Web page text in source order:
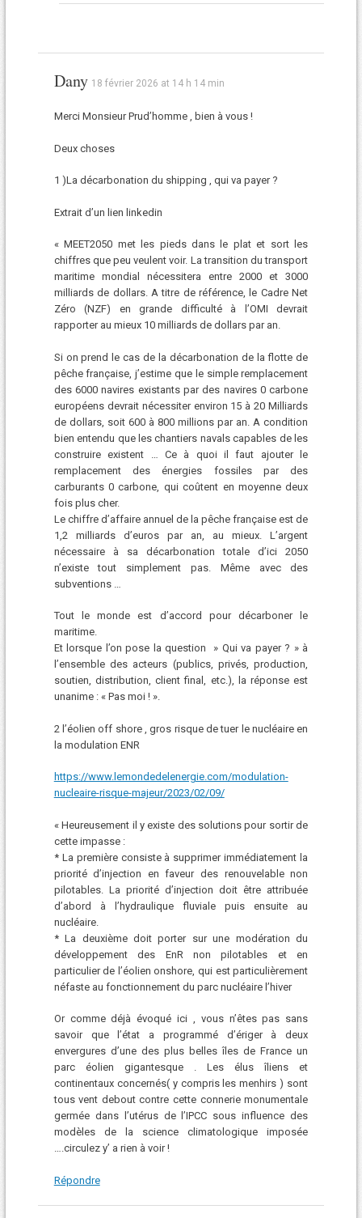
Dany 18 février 2026 at 14 h 14 min
Merci Monsieur Prud’homme , bien à vous !
Deux choses
1 )La décarbonation du shipping , qui va payer ?
Extrait d’un lien linkedin
« MEET2050 met les pieds dans le plat et sort les
chiffres que peu veulent voir. La transition du transport
maritime mondial nécessitera entre 2000 et 3000
milliards de dollars. A titre de référence, le Cadre Net
Zéro (NZF) en grande difficulté à l’OMI devrait
rapporter au mieux 10 milliards de dollars par an.
Si on prend le cas de la décarbonation de la flotte de
pêche française, j’estime que le simple remplacement
des 6000 navires existants par des navires 0 carbone
européens devrait nécessiter environ 15 à 20 Milliards
de dollars, soit 600 à 800 millions par an. A condition
bien entendu que les chantiers navals capables de les
construire existent … Ce à quoi il faut ajouter le
remplacement des énergies fossiles par des
carburants 0 carbone, qui coûtent en moyenne deux
fois plus cher.
Le chiffre d’affaire annuel de la pêche française est de
1,2 milliards d’euros par an, au mieux. L’argent
nécessaire à sa décarbonation totale d’ici 2050
n’existe tout simplement pas. Même avec des
subventions …
Tout le monde est d’accord pour décarboner le
maritime.
Et lorsque l’on pose la question » Qui va payer ? » à
l’ensemble des acteurs (publics, privés, production,
soutien, distribution, client final, etc.), la réponse est
unanime : « Pas moi ! ».
2 l’éolien off shore , gros risque de tuer le nucléaire en
la modulation ENR
https://www.lemondedelenergie.com/modulation-
nucleaire-risque-majeur/2023/02/09/
« Heureusement il y existe des solutions pour sortir de
cette impasse :
* La première consiste à supprimer immédiatement la
priorité d’injection en faveur des renouvelable non
pilotables. La priorité d’injection doit être attribuée
d’abord à l’hydraulique fluviale puis ensuite au
nucléaire.
* La deuxième doit porter sur une modération du
développement des EnR non pilotables et en
particulier de l’éolien onshore, qui est particulièrement
néfaste au fonctionnement du parc nucléaire l’hiver
Or comme déjà évoqué ici , vous n’êtes pas sans
savoir que l’état a programmé d’ériger à deux
envergures d’une des plus belles îles de France un
parc éolien gigantesque . Les élus îliens et
continentaux concernés( y compris les menhirs ) sont
tous vent debout contre cette connerie monumentale
germée dans l’utérus de l’IPCC sous influence des
modèles de la science climatologique imposée
….circulez y’ a rien à voir !
Répondre